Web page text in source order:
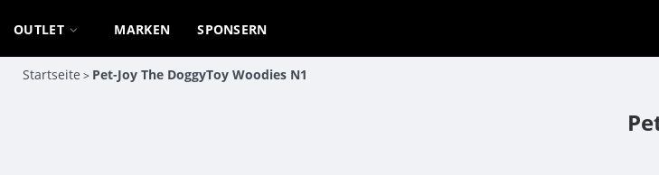
OUTLET MARKEN SPONSERN
Startseite > Pet-Joy The DoggyToy Woodies N1